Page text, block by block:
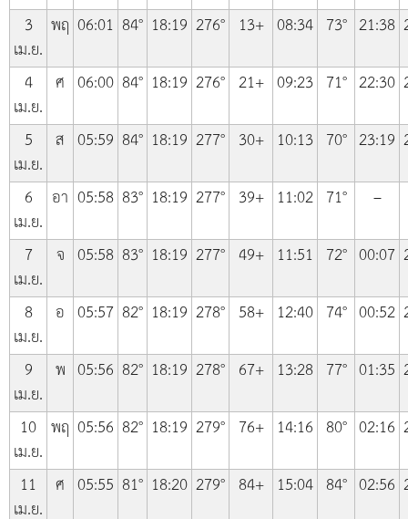
3
เม.ย.
พฤ 06:01 84° 18:19 276° 13+ 08:34 73° 21:38
4
เม.ย.
ศ 06:00 84° 18:19 276° 21+ 09:23 71° 22:30
5
เม.ย.
ส 05:59 84° 18:19 277° 30+ 10:13 70° 23:19
6
เม.ย.
อา 05:58 83° 18:19 277° 39+ 11:02 71°
–
7
เม.ย.
จ 05:58 83° 18:19 277° 49+ 11:51 72° 00:07
8
เม.ย.
อ 05:57 82° 18:19 278° 58+ 12:40 74° 00:52
9
เม.ย.
พ 05:56 82° 18:19 278° 67+ 13:28 77° 01:35
10
เม.ย.
พฤ 05:56 82° 18:19 279° 76+ 14:16 80° 02:16
11
เม.ย.
ศ 05:55 81° 18:20 279° 84+ 15:04 84° 02:56